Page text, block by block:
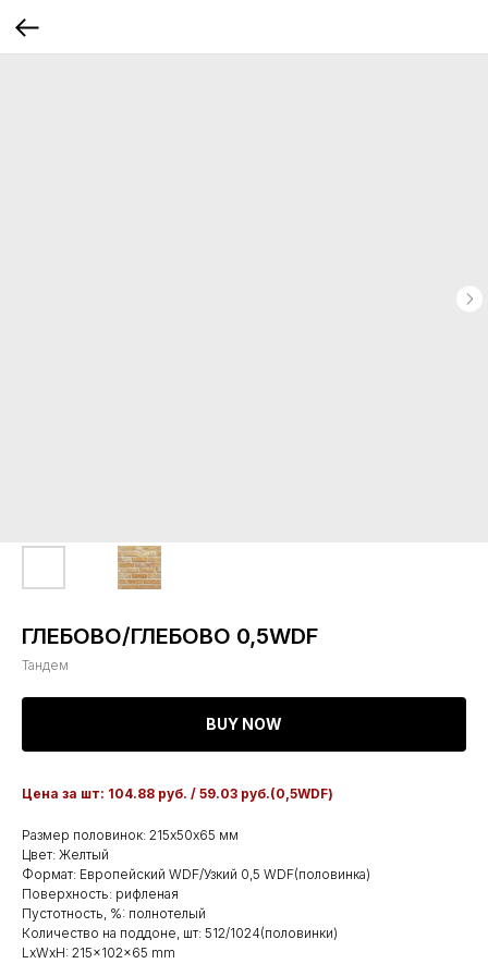
ГЛЕБОВО/ГЛЕБОВО 0,5WDF
Тандем
BUY NOW
Цена за шт: 104.88 руб. / 59.03 руб.(0,5WDF)
Размер половинок: 215х50х65 мм
Цвет: Желтый
Формат: Европейский WDF/Узкий 0,5 WDF(половинка)
Поверхность: рифленая
Пустотность, %: полнотелый
Количество на поддоне, шт: 512/1024(половинки)
LxWxH: 215x102x65 mm